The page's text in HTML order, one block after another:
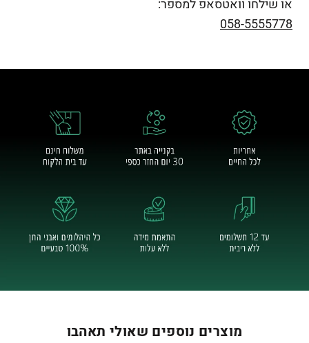
או שילחו וואטסאפ למספר:
058-5555778
מוצרים נוספים שאולי תאהבו